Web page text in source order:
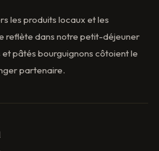
les produits locaux et les
reflète dans notre petit-déjeuner
pâtés bourguignons côtoient le
partenaire.